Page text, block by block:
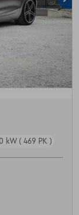
kW ( 469 PK )